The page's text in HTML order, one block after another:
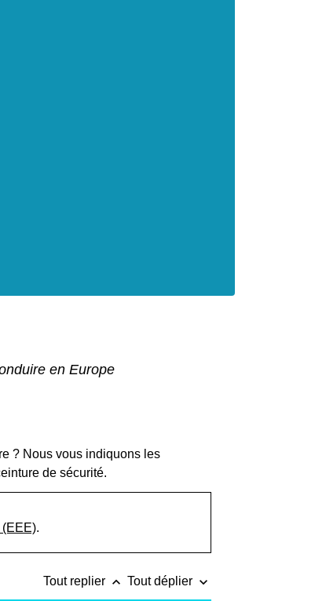
en Europe
? Nous vous indiquons les
de sécurité.
(EEE).
Tout replier keyboard_arrow_up Tout déplier keyboard_arrow_down